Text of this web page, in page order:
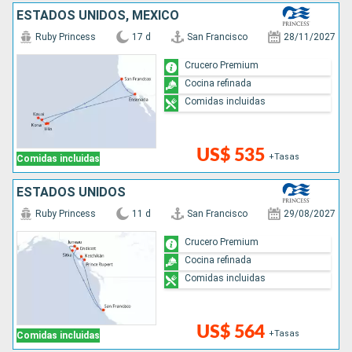
ESTADOS UNIDOS, MÉXICO
Comidas incluidas
Ruby Princess 17 d San Francisco 28/11/2027
US$ 535 +Tasas
Crucero Premium
Cocina refinada
Comidas incluidas
ESTADOS UNIDOS
Comidas incluidas
Ruby Princess 11 d San Francisco 29/08/2027
US$ 564 +Tasas
Crucero Premium
Cocina refinada
Comidas incluidas